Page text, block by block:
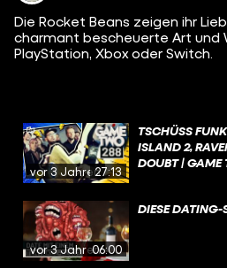
Die Rocket Beans zeigen ihr
charmant bescheuerte Art und
PlayStation, Xbox oder Switch.
vor 3 Jahren27:13
TSCHÜSS
ISLAND 2,
DOUBT | GAME
vor 3 Jahren06:00
DIESE DATING-